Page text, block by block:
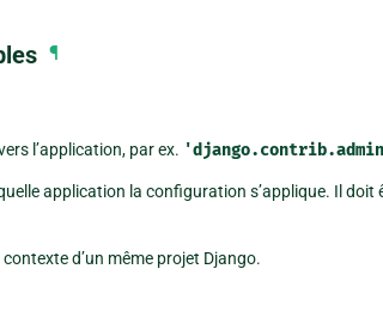
¶
l’application, par ex.
application la configuration s’applique. Il doit
d’un même projet Django.